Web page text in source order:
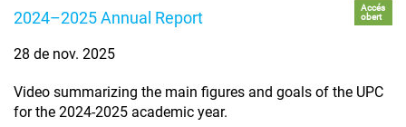
2024–2025 Annual Report
Accés
obert
28 de nov. 2025
Video summarizing the main figures and goals of the UPC
for the 2024-2025 academic year.